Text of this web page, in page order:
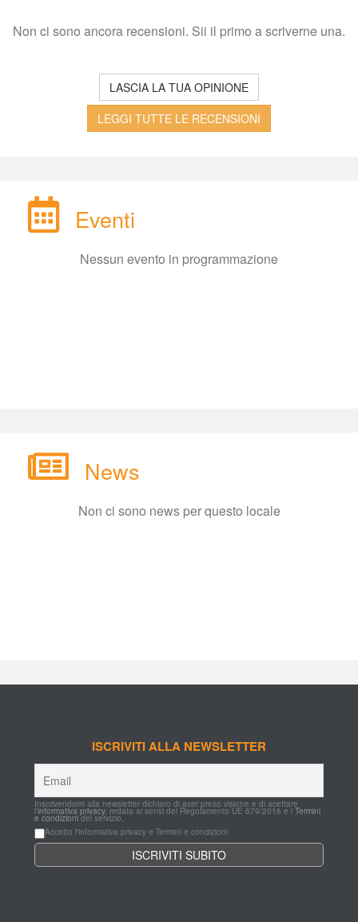
Non ci sono ancora recensioni. Sii il primo a scriverne una.
LASCIA LA TUA OPINIONE
LEGGI TUTTE LE RECENSIONI
Eventi
Nessun evento in programmazione
New
Non ci sono news per questo locale
ISCRIVITI ALLA NEWSLETTER
Inscrivendomi alla newsletter dichiaro di aver preso visione e di acettare
l'informativa privacy, redata ai sensi del Regolamento UE 679/2016 e i Termini
e condizioni del servizio.
Accetto l'informativa privacy e Termini e condizioni